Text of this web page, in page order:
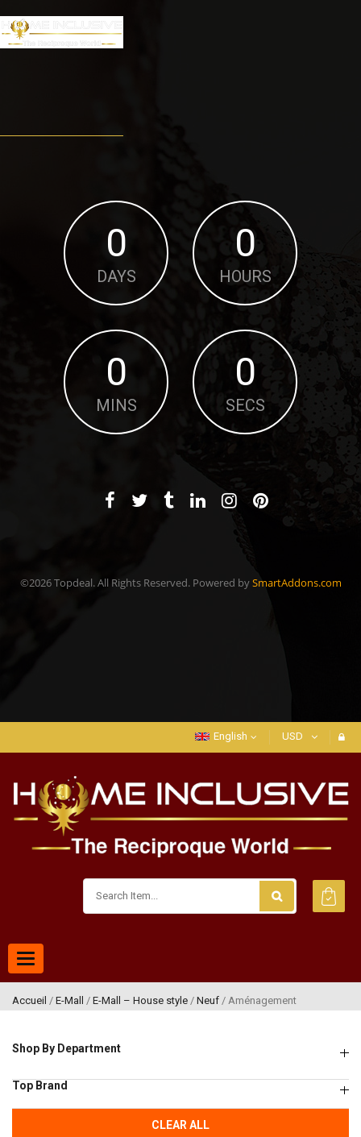
0
DAYS
0
HOURS
0
MINS
0
SECS
©2026 Topdeal. All Rights Reserved. Powered bySmartAddons.com
English USD
Toggle
navigation
Accueil / E-Mall / E-Mall – House style / Neuf / Aménagement
Shop By Department
Top Brand
CLEAR ALL